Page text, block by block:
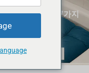
하게 세탁하는 7가지